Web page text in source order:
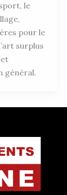
le
pour le
surplus
général.